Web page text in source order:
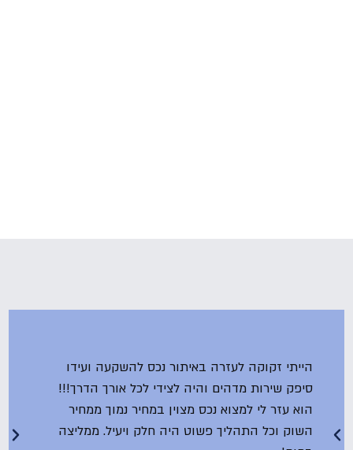
הייתי זקוקה לעזרה באיתור נכס להשקעה ועידו
סיפק שירות מדהים והיה לצידי לכל אורך הדרך!!!
הוא עזר לי למצוא נכס מצוין במחיר נמוך ממחיר
השוק וכל התהליך פשוט היה חלק ויעיל. ממליצה